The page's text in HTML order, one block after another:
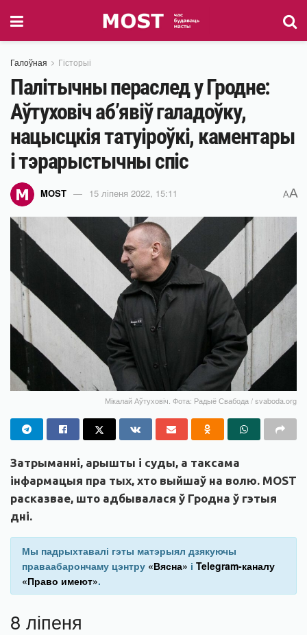
Галоўная Гісторыі
Палітычны пераслед у Гродне:
Аўтуховіч аб’явіў галадоўку,
нацысцкія татуіроўкі, каментары
і тэрарыстычны спіс
MOST 15 ліпеня 2022, 15:11 AA
Мікалай Аўтуховіч. Фота: Радыё Свабода / svaboda.org
Затрыманні, арышты і суды, а таксама
інфармацыя пра тых, хто выйшаў на волю. MOST
расказвае, што адбывалася ў Гродна ў гэтыя
дні.
Мы падрыхтавалі гэты матэрыял дзякуючы
праваабарончаму цэнтру «Вясна» і Telegram-каналу
«Право имеют».
8 ліпеня